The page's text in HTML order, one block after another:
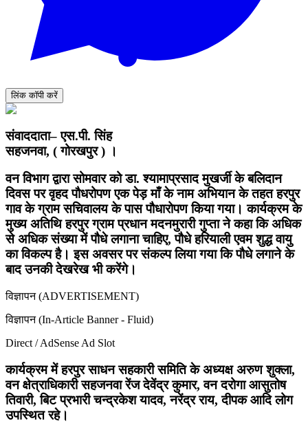
लिंक कॉपी करें
संवाददाता– एस.पी. सिंह
सहजनवा, ( गोरखपुर ) ।
वन विभाग द्वारा सोमवार को डा. श्यामाप्रसाद मुखर्जी के बलिदान
दिवस पर वृहद पौधरोपण एक पेड़ माँ के नाम अभियान के तहत हरपुर
गाव के ग्राम सचिवालय के पास पौधारोपण किया गया। कार्यक्रम के
मुख्य अतिथि हरपुर ग्राम प्रधान मदनमुरारी गुप्ता ने कहा कि अधिक
से अधिक संख्या में पौधे लगाना चाहिए, पौधे हरियाली एवम शुद्ध वायु
का विकल्प है। इस अवसर पर संकल्प लिया गया कि पौधे लगाने के
बाद उनकी देखरेख भी करेंगे।
विज्ञापन (ADVERTISEMENT)
विज्ञापन (In-Article Banner - Fluid)
Direct / AdSense Ad Slot
कार्यक्रम में हरपुर साधन सहकारी समिति के अध्यक्ष अरुण शुक्ला,
वन क्षेत्राधिकारी सहजनवा रेंज देवेंद्र कुमार, वन दरोगा आसुतोष
तिवारी, बिट प्रभारी चन्द्रकेश यादव, नरेंद्र राय, दीपक आदि लोग
उपस्थित रहे।